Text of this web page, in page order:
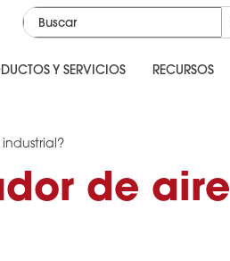
Y SERVICIOS RECURSOS
de aire